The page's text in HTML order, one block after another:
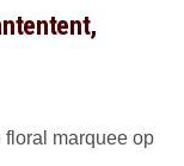
floral marquee op